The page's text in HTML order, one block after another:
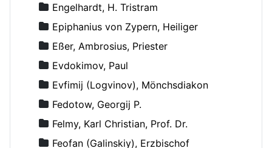
Engelhardt, H. Tristram
Epiphanius von Zypern, Heiliger
Eßer, Ambrosius, Priester
Evdokimov, Paul
Evfimij (Logvinov), Mönchsdiakon
Fedotow, Georgij P.
Felmy, Karl Christian, Prof. Dr.
Feofan (Galinskiy), Erzbischof